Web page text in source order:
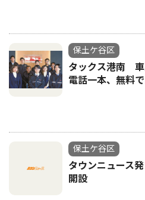
保土ケ谷区
タックス港南
電話一本、無料
保土ケ谷区
タウンニュース
開設